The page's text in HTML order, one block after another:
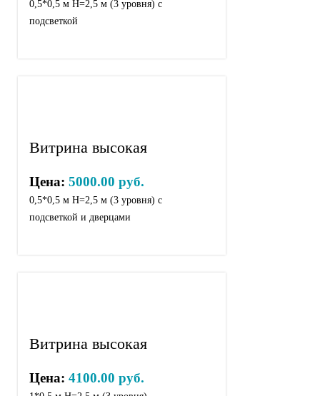
0,5*0,5 м Н=2,5 м (3 уровня) с
подсветкой
Витрина высокая
Цена:5000.00 руб.
0,5*0,5 м Н=2,5 м (3 уровня) с
подсветкой и дверцами
Витрина высокая
Цена:4100.00 руб.